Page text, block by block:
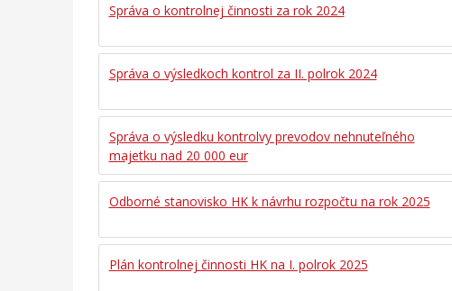
Správa o kontrolnej činnosti za rok 2024
Správa o výsledkoch kontrol za II. polrok 2024
Správa o výsledku kontrolvy prevodov nehnuteľného
majetku nad 20 000 eur
Odborné stanovisko HK k návrhu rozpočtu na rok 2025
Plán kontrolnej činnosti HK na I. polrok 2025